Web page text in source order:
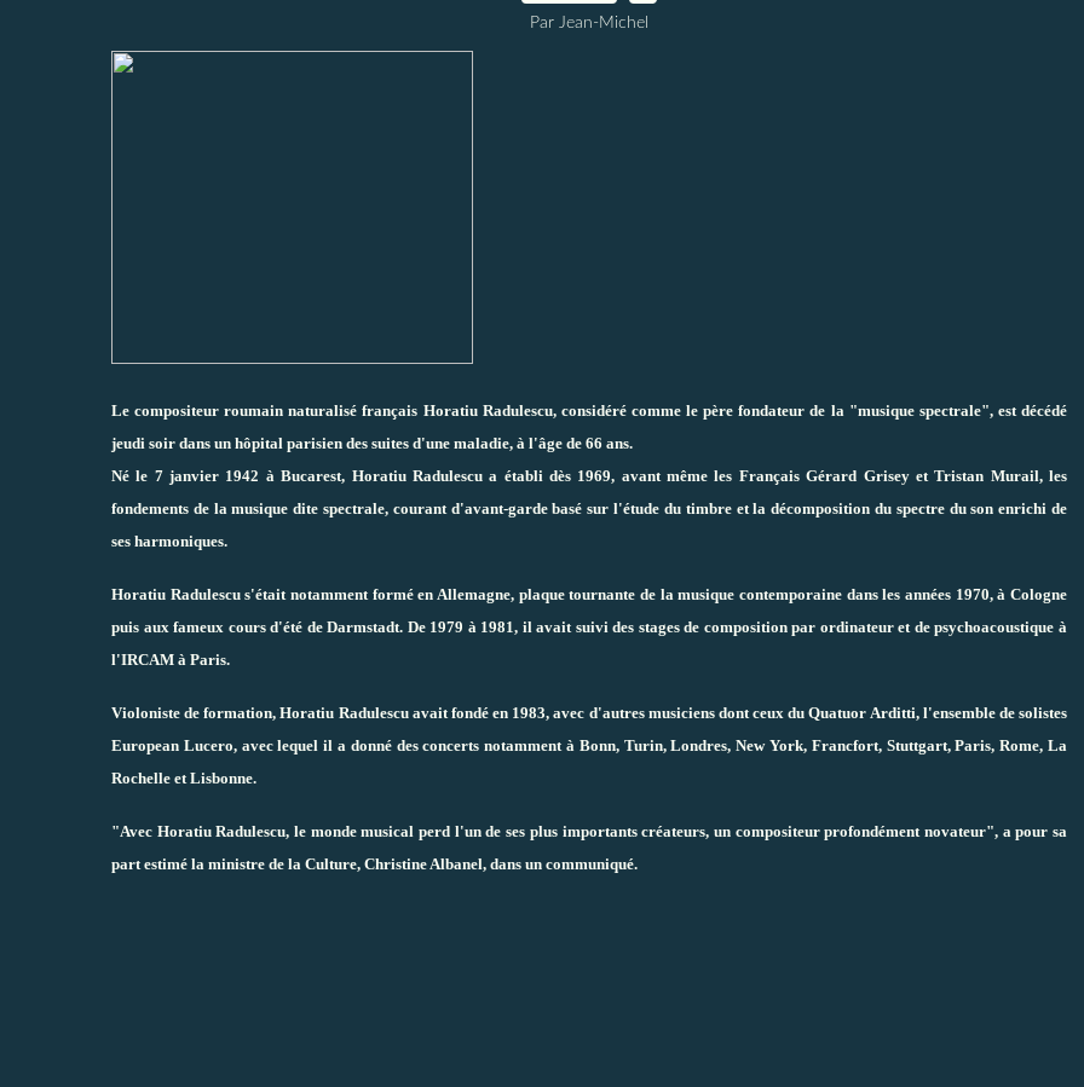
Par Jean-Michel
Le compositeur roumain naturalisé français Horatiu Radulescu, considéré comme le père fondateur de la "musique spectrale", est décédé
jeudi soir dans un hôpital parisien des suites d'une maladie, à l'âge de 66 ans.
Né le 7 janvier 1942 à Bucarest, Horatiu Radulescu a établi dès 1969, avant même les Français Gérard Grisey et Tristan Murail, les
fondements de la musique dite spectrale, courant d'avant-garde basé sur l'étude du timbre et la décomposition du spectre du son enrichi de
ses harmoniques.
Horatiu Radulescu s'était notamment formé en Allemagne, plaque tournante de la musique contemporaine dans les années 1970, à Cologne
puis aux fameux cours d'été de Darmstadt. De 1979 à 1981, il avait suivi des stages de composition par ordinateur et de psychoacoustique à
l'IRCAM à Paris.
Violoniste de formation, Horatiu Radulescu avait fondé en 1983, avec d'autres musiciens dont ceux du Quatuor Arditti, l'ensemble de solistes
European Lucero, avec lequel il a donné des concerts notamment à Bonn, Turin, Londres, New York, Francfort, Stuttgart, Paris, Rome, La
Rochelle et Lisbonne.
"Avec Horatiu Radulescu, le monde musical perd l'un de ses plus importants créateurs, un compositeur profondément novateur", a pour sa
part estimé la ministre de la Culture, Christine Albanel, dans un communiqué.